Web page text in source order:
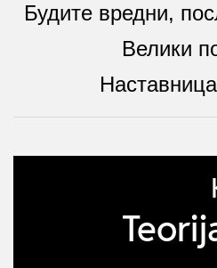
Будите вредни,
Велики